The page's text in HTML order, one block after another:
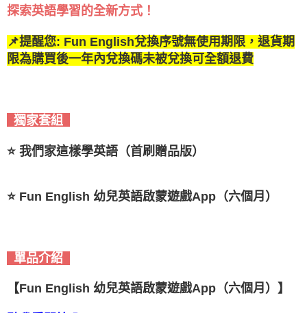
探索英語學習的全新方式！
📌提醒您: Fun English兌換序號無使用期限，退貨期
限為購買後一年內兌換碼未被兌換可全額退費
獨家套組
⭐ 我們家這樣學英語（首刷贈品版）
⭐ Fun English 幼兒英語啟蒙遊戲App（六個月）
單品介紹
【Fun English 幼兒英語啟蒙遊戲App（六個月）】